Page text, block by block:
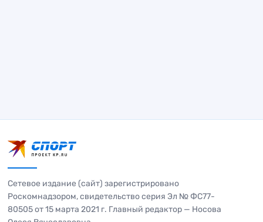
Сетевое издание (сайт) зарегистрировано
Роскомнадзором, свидетельство серия Эл № ФС77-
80505 от 15 марта 2021 г. Главный редактор — Носова